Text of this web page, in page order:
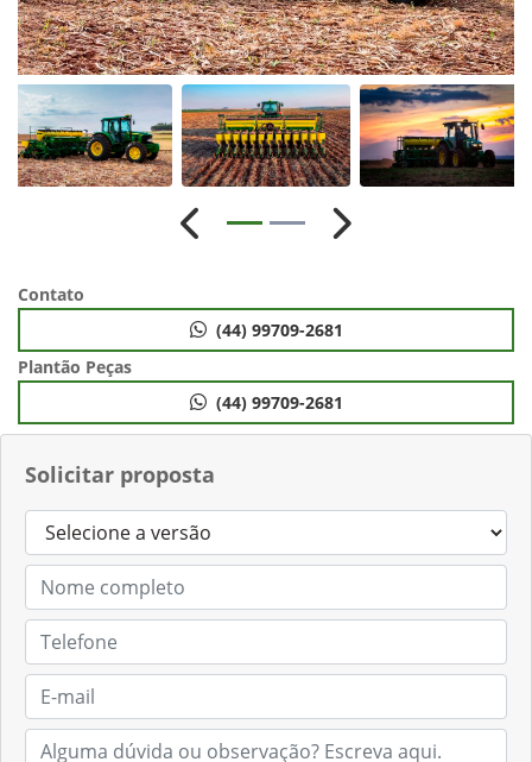
Solicitar proposta
Anterior Próximo
Contato
(44) 99709-2681
Plantão Peças
(44) 99709-2681